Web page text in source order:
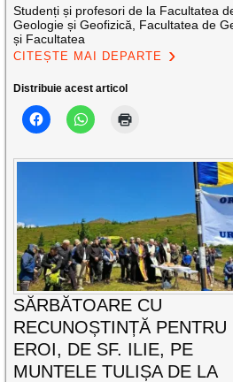
Studenți și profesori de la Facultatea
Geologie și Geofizică, Facultatea de
și Facultatea
CITEȘTE MAI DEPARTE
Distribuie acest articol
SĂRBĂTOARE CU
RECUNOȘTINȚĂ PENTRU
EROI, DE SF. ILIE, PE
MUNTELE TULIȘA DE LA